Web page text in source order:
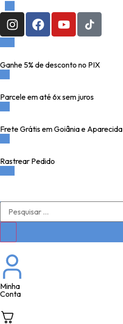
Ganhe 5% de desconto no PIX
Parcele em até 6x sem juros
Frete Grátis em Goiânia e Aparecida
Rastrear Pedido
Minha
Conta